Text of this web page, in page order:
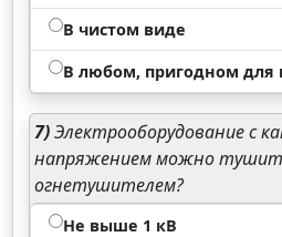
В чистом виде
В любом, пригодном для
7)Электрооборудование с
напряжением можно
огнетушителем?
Не выше 1 кВ